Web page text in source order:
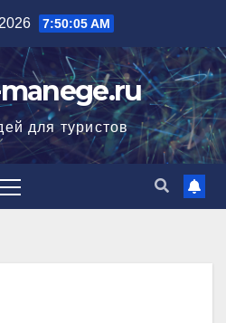
7:50:06 AM
для туристов